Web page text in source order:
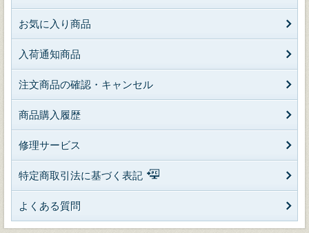
お気に入り商品
入荷通知商品
注文商品の確認・キャンセル
商品購入履歴
修理サービス
特定商取引法に基づく表記
よくある質問